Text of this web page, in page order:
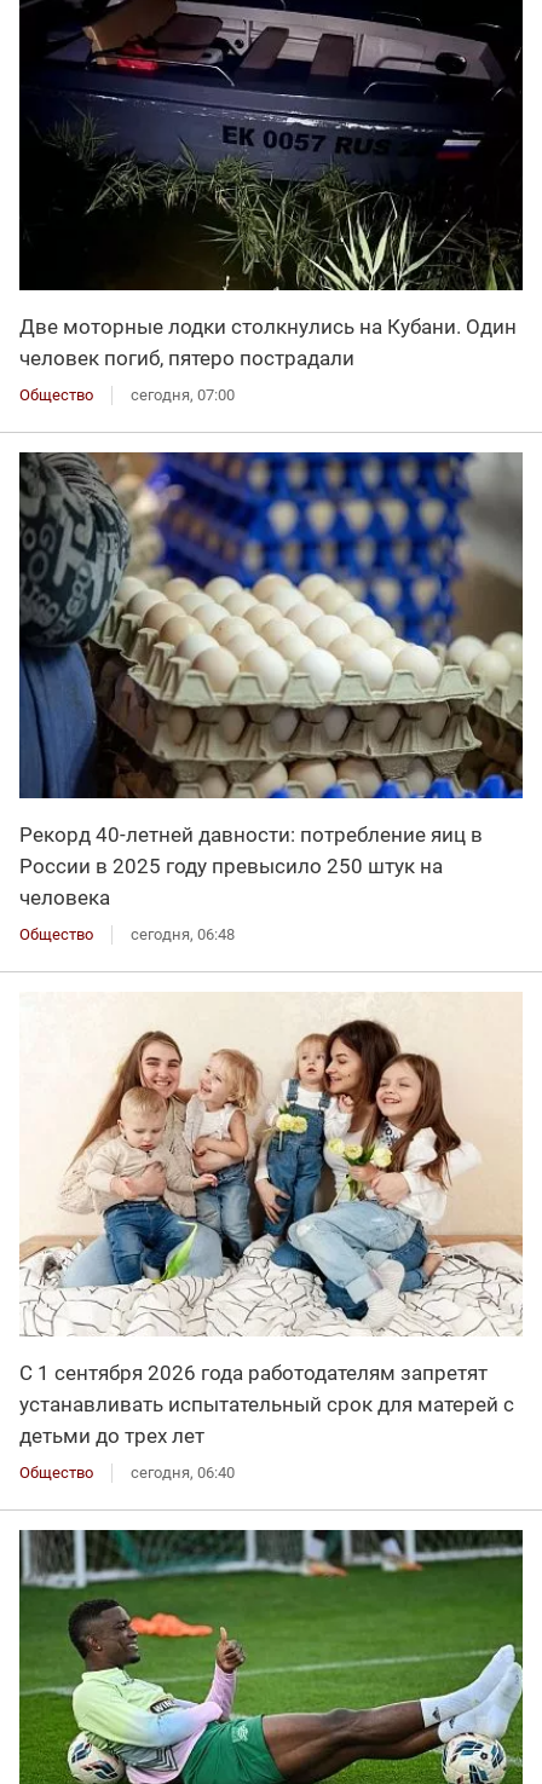
Две моторные лодки столкнулись на Кубани. Один
человек погиб, пятеро пострадали
Общество сегодня, 07:00
Рекорд 40-летней давности: потребление яиц в
России в 2025 году превысило 250 штук на
человека
Общество сегодня, 06:48
С 1 сентября 2026 года работодателям запретят
устанавливать испытательный срок для матерей с
детьми до трех лет
Общество сегодня, 06:40